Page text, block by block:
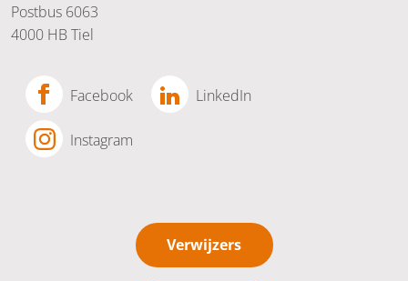
Postbus 6063
4000 HB Tiel
Facebook LinkedIn
Instagram
Verwijzers